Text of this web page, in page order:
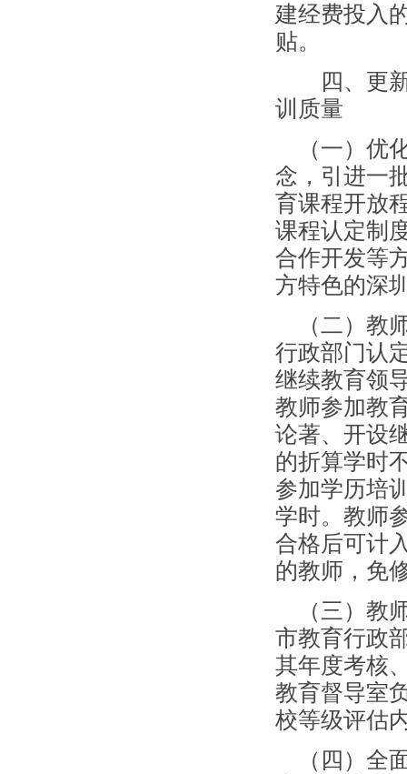
建经费投入
贴。
四、更新
训质量
（一）优
念，引进一
育课程开放
课程认定制
合作开发等
方特色的深
（二）教
行政部门认
继续教育领
教师参加教
论著、开设
的折算学时
参加学历培
学时。教师
合格后可计
的教师，免
（三）教
市教育行政
其年度考核
教育督导室
校等级评估
（四）全